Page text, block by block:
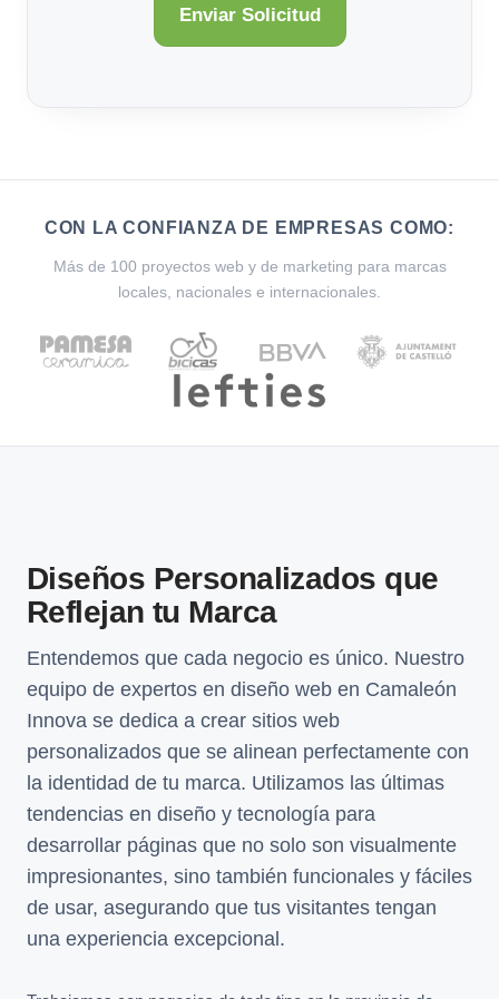
CON LA CONFIANZA DE EMPRESAS COMO:
Más de 100 proyectos web y de marketing para marcas
locales, nacionales e internacionales.
Diseños Personalizados que
Reflejan tu Marca
Entendemos que cada negocio es único. Nuestro
equipo de expertos en diseño web en Camaleón
Innova se dedica a crear sitios web
personalizados que se alinean perfectamente con
la identidad de tu marca. Utilizamos las últimas
tendencias en diseño y tecnología para
desarrollar páginas que no solo son visualmente
impresionantes, sino también funcionales y fáciles
de usar, asegurando que tus visitantes tengan
una experiencia excepcional.